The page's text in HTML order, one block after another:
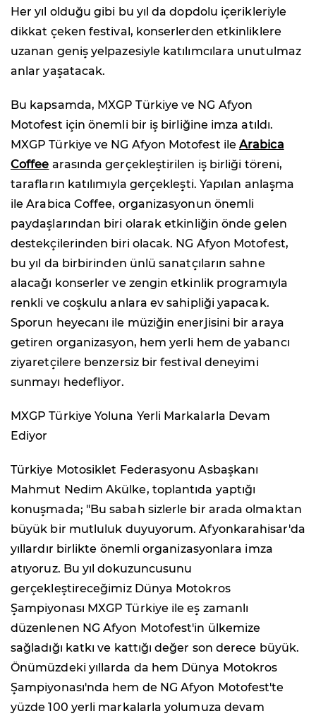
Her yıl olduğu gibi bu yıl da dopdolu içerikleriyle
dikkat çeken festival, konserlerden etkinliklere
uzanan geniş yelpazesiyle katılımcılara unutulmaz
anlar yaşatacak.
Bu kapsamda, MXGP Türkiye ve NG Afyon
Motofest için önemli bir iş birliğine imza atıldı.
MXGP Türkiye ve NG Afyon Motofest ileArabica
Coffee arasında gerçekleştirilen iş birliği töreni,
tarafların katılımıyla gerçekleşti. Yapılan anlaşma
ile Arabica Coffee, organizasyonun önemli
paydaşlarından biri olarak etkinliğin önde gelen
destekçilerinden biri olacak. NG Afyon Motofest,
bu yıl da birbirinden ünlü sanatçıların sahne
alacağı konserler ve zengin etkinlik programıyla
renkli ve coşkulu anlara ev sahipliği yapacak.
Sporun heyecanı ile müziğin enerjisini bir araya
getiren organizasyon, hem yerli hem de yabancı
ziyaretçilere benzersiz bir festival deneyimi
sunmayı hedefliyor.
MXGP Türkiye Yoluna Yerli Markalarla Devam
Ediyor
Türkiye Motosiklet Federasyonu Asbaşkanı
Mahmut Nedim Akülke, toplantıda yaptığı
konuşmada; "Bu sabah sizlerle bir arada olmaktan
büyük bir mutluluk duyuyorum. Afyonkarahisar'da
yıllardır birlikte önemli organizasyonlara imza
atıyoruz. Bu yıl dokuzuncusunu
gerçekleştireceğimiz Dünya Motokros
Şampiyonası MXGP Türkiye ile eş zamanlı
düzenlenen NG Afyon Motofest'in ülkemize
sağladığı katkı ve kattığı değer son derece büyük.
Önümüzdeki yıllarda da hem Dünya Motokros
Şampiyonası'nda hem de NG Afyon Motofest'te
yüzde 100 yerli markalarla yolumuza devam